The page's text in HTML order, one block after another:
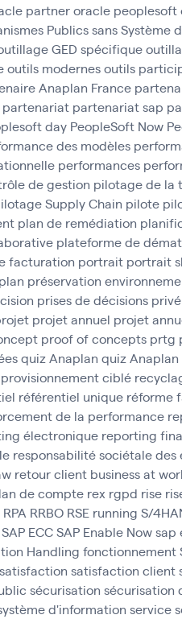
partneroracle peoplesoft
Publics sans Système
GED spécifique
outils modernesoutils
Anaplan France
partenariat partenariat sap
day PeopleSoft Now
des modèles
performances
de gestion pilotage de la
Supply Chain pilote
plan de remédiation
plateforme de
facturation portrait portrait
préservation
prises de décisions privé
projet annuel projet
proof of concepts prtg
quiz Anaplan quiz Anaplan
ciblé
référentiel unique réforme
de la performance
électronique reporting
responsabilité sociétale des
retour client business at
de compte rex rgpd rise
RPA RRBO RSE running S/
SAP ECCSAP Enable Nowsap
Handling fonctionnement
satisfaction satisfaction client
sécurisation sécurisation
d'information service